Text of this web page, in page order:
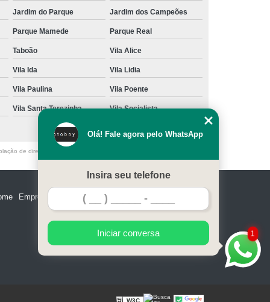
Jardim do Parque Jardim dos Campeões
Parque Mamede Parque Real
Taboão Vila Alice
Vila Ida Vila Lidia
Vila Paulina Vila Poente
Vila Santa Terezinha Vila Socialista
de direito autoral – artigo 184 do Código Penal –
Empresa Serviços Contato
1
Olá! Fale agora pelo WhatsApp
Insira seu telefone
Iniciar conversa
W3C